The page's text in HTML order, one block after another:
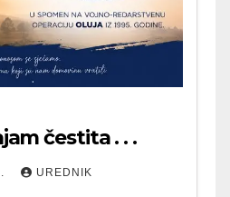
čestita . . .
UREDNIK